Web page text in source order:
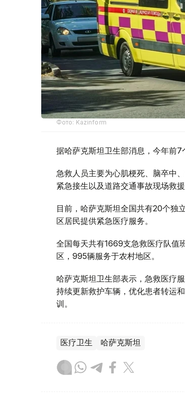
Фото: Kazinform
据哈萨克斯坦卫生部消息，今年前7
急救人员主要为心肌梗死、脑卒中
紧急接生以及道路交通事故现场救援
目前，哈萨克斯坦全国共有20个独
区居民提供紧急医疗服务。
全国每天共有1669支急救医疗队值
区，995辆服务于农村地区。
哈萨克斯坦卫生部表示，急救医疗
持续更新救护车辆，优化患者转运
训。
医疗卫生 哈萨克斯坦